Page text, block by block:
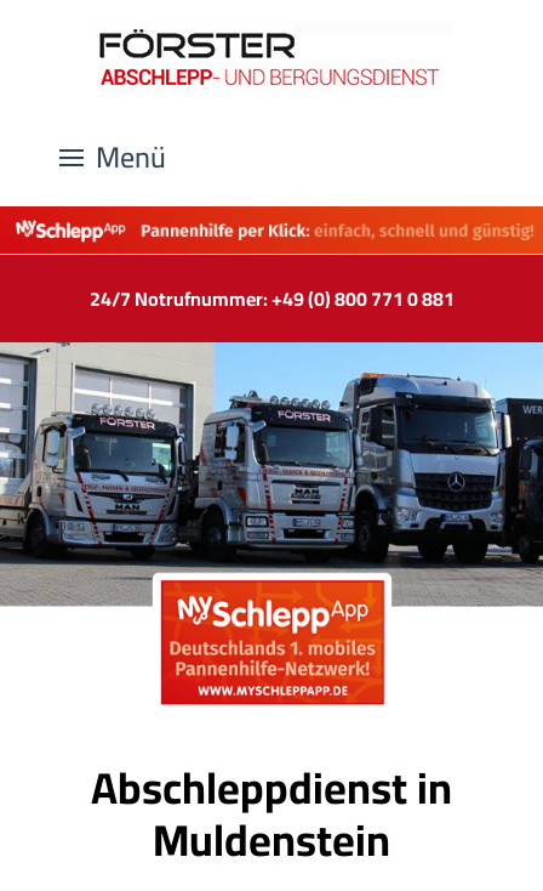
Menü
24/7 Notrufnummer: +49 (0) 800 771 0 881
Abschleppdienst in
Muldenstein